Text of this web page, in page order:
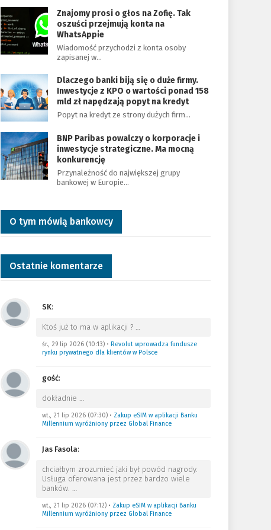
Znajomy prosi o głos na Zofię. Tak
oszuści przejmują konta na
WhatsAppie
Wiadomość przychodzi z konta osoby
zapisanej w…
Dlaczego banki biją się o duże firmy.
Inwestycje z KPO o wartości ponad 158
mld zł napędzają popyt na kredyt
Popyt na kredyt ze strony dużych firm…
BNP Paribas powalczy o korporacje i
inwestycje strategiczne. Ma mocną
konkurencję
Przynależność do największej grupy
bankowej w Europie…
O tym mówią bankowcy
Ostatnie komentarze
SK:
Ktoś już to ma w aplikacji ? …
śr., 29 lip 2026 (10:13)• Revolut wprowadza fundusze
rynku prywatnego dla klientów w Polsce
gość:
dokładnie …
wt., 21 lip 2026 (07:30)• Zakup eSIM w aplikacji Banku
Millennium wyróżniony przez Global Finance
Jas Fasola:
chciałbym zrozumieć jaki był powód nagrody.
Usługa oferowana jest przez bardzo wiele
banków. …
wt., 21 lip 2026 (07:12)• Zakup eSIM w aplikacji Banku
Millennium wyróżniony przez Global Finance